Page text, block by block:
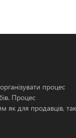
процес
Процес
як для продавців, так